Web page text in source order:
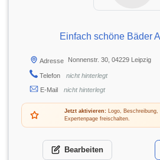
Einfach schöne Bäder
Adresse Nonnenstr. 30, 04229 Leipzig
Telefon
nicht hinterlegt
E-Mail
nicht hinterlegt
Jetzt aktivieren:Logo, Beschreibung,
Expertenpage freischalten.
Bearbeiten